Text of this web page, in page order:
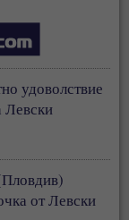
удоволствие
Левски
от Левски